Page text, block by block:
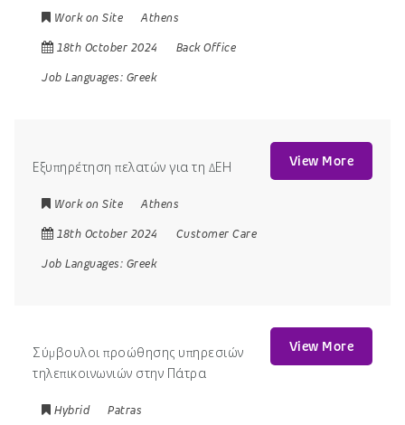
Work on Site
Athens
18th October 2024
Back Office
Job Languages: Greek
Εξυπηρέτηση πελατών για τη ΔΕΗ
Work on Site
Athens
18th October 2024
Customer Care
Job Languages: Greek
View More
Σύμβουλοι προώθησης υπηρεσιών
τηλεπικοινωνιών στην Πάτρα
Hybrid
Patras
View More